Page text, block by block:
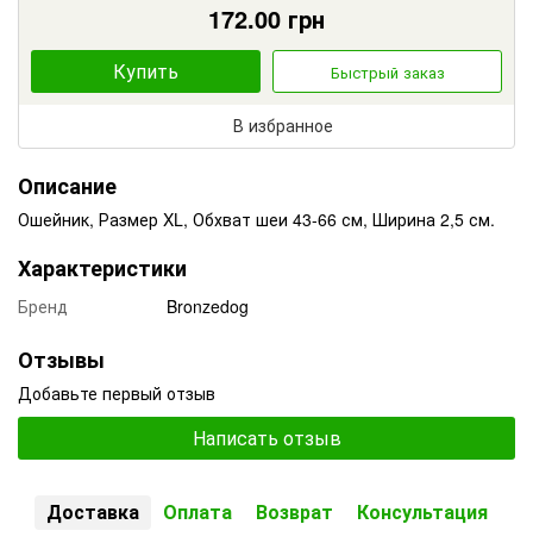
172.00 грн
Купить Быстрый заказ
В избранное
Описание
Ошейник, Размер XL, Обхват шеи 43-66 см, Ширина 2,5 см.
Характеристики
Бренд Bronzedog
Отзывы
Добавьте первый отзыв
Написать отзыв
Доставка Оплата Возврат Консультация